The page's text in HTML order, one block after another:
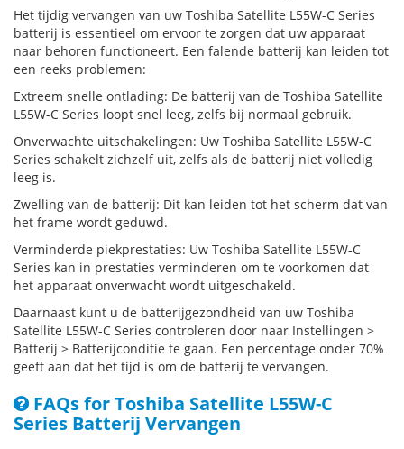
Het tijdig vervangen van uw Toshiba Satellite L55W-C Series
batterij is essentieel om ervoor te zorgen dat uw apparaat
naar behoren functioneert. Een falende batterij kan leiden tot
een reeks problemen:
Extreem snelle ontlading: De batterij van de Toshiba Satellite
L55W-C Series loopt snel leeg, zelfs bij normaal gebruik.
Onverwachte uitschakelingen: Uw Toshiba Satellite L55W-C
Series schakelt zichzelf uit, zelfs als de batterij niet volledig
leeg is.
Zwelling van de batterij: Dit kan leiden tot het scherm dat van
het frame wordt geduwd.
Verminderde piekprestaties: Uw Toshiba Satellite L55W-C
Series kan in prestaties verminderen om te voorkomen dat
het apparaat onverwacht wordt uitgeschakeld.
Daarnaast kunt u de batterijgezondheid van uw Toshiba
Satellite L55W-C Series controleren door naar Instellingen >
Batterij > Batterijconditie te gaan. Een percentage onder 70%
geeft aan dat het tijd is om de batterij te vervangen.
FAQs for Toshiba Satellite L55W-C
Series Batterij Vervangen